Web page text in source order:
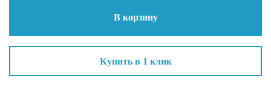
В корзину
Купить в 1 клик